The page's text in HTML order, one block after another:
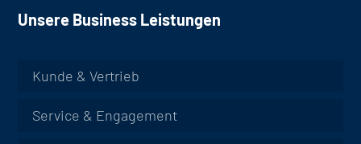
Unsere Business Leistungen
Kunde & Vertrieb
Service & Engagement